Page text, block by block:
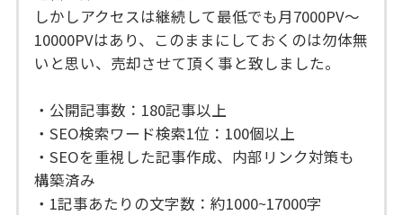
しかしアクセスは継続して最低でも月7000PV〜
10000PVはあり、このままにしておくのは勿体無
いと思い、売却させて頂く事と致しました。
・公開記事数：180記事以上
・SEO検索ワード検索1位：100個以上
・SEOを重視した記事作成、内部リンク対策も
構築済み
・1記事あたりの文字数：約1000~17000字